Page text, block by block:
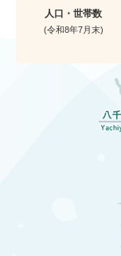
人口・世帯数
(令和8年7月末)